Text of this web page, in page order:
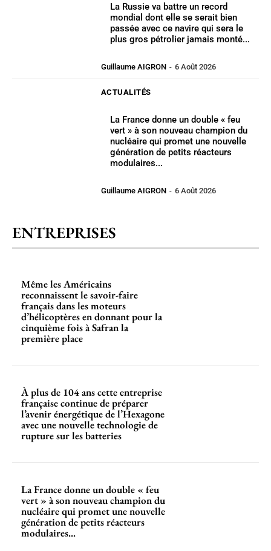
La Russie va battre un record
mondial dont elle se serait bien
passée avec ce navire qui sera le
plus gros pétrolier jamais monté...
Guillaume AIGRON - 6 Août 2026
ACTUALITÉS
La France donne un double « feu
vert » à son nouveau champion du
nucléaire qui promet une nouvelle
génération de petits réacteurs
modulaires...
Guillaume AIGRON - 6 Août 2026
ENTREPRISES
Même les Américains
reconnaissent le savoir-faire
français dans les moteurs
d’hélicoptères en donnant pour la
cinquième fois à Safran la
première place
À plus de 104 ans cette entreprise
française continue de préparer
l’avenir énergétique de l’Hexagone
avec une nouvelle technologie de
rupture sur les batteries
La France donne un double « feu
vert » à son nouveau champion du
nucléaire qui promet une nouvelle
génération de petits réacteurs
modulaires...